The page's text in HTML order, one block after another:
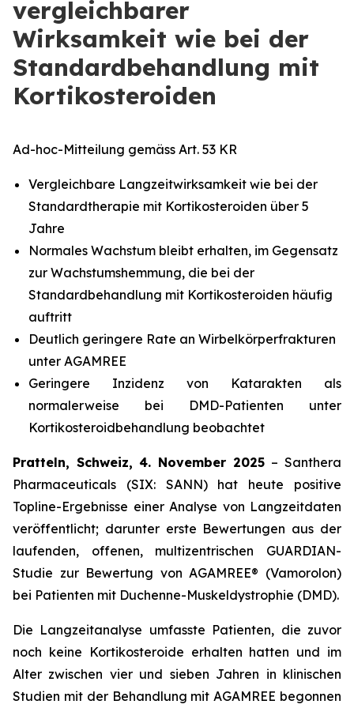
vergleichbarer
Wirksamkeit wie bei der
Standardbehandlung mit
Kortikosteroiden
Ad-hoc-Mitteilung gemäss Art. 53 KR
Vergleichbare Langzeitwirksamkeit wie bei der
Standardtherapie mit Kortikosteroiden über 5
Jahre
Normales Wachstum bleibt erhalten, im Gegensatz
zur Wachstumshemmung, die bei der
Standardbehandlung mit Kortikosteroiden häufig
auftritt
Deutlich geringere Rate an Wirbelkörperfrakturen
unter AGAMREE
Geringere Inzidenz von Katarakten als
normalerweise bei DMD-Patienten unter
Kortikosteroidbehandlung beobachtet
Pratteln, Schweiz, 4. November 2025 – Santhera
Pharmaceuticals (SIX: SANN) hat heute positive
Topline-Ergebnisse einer Analyse von Langzeitdaten
veröffentlicht; darunter erste Bewertungen aus der
laufenden, offenen, multizentrischen GUARDIAN-
Studie zur Bewertung von AGAMREE® (Vamorolon)
bei Patienten mit Duchenne-Muskeldystrophie (DMD).
Die Langzeitanalyse umfasste Patienten, die zuvor
noch keine Kortikosteroide erhalten hatten und im
Alter zwischen vier und sieben Jahren in klinischen
Studien mit der Behandlung mit AGAMREE begonnen